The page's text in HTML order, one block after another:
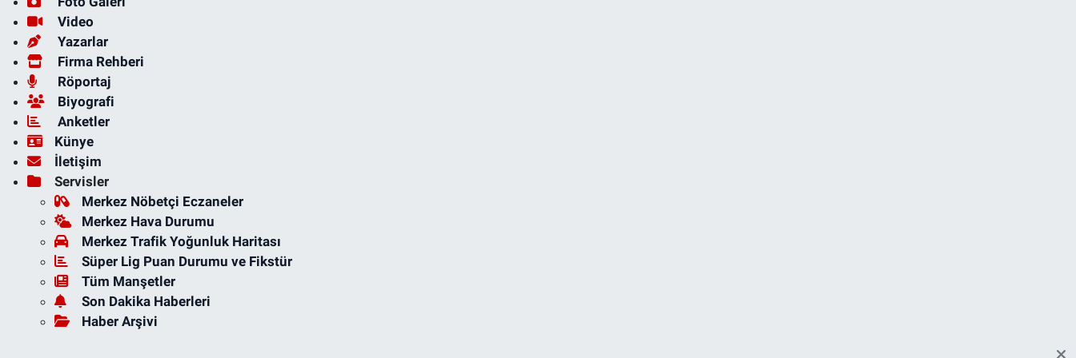
Video
Yazarlar
Firma Rehberi
Röportaj
Biyografi
Anketler
Künye
İletişim
Servisler
Merkez Nöbetçi Eczaneler
Merkez Hava Durumu
Merkez Trafik Yoğunluk Haritası
Süper Lig Puan Durumu ve Fikstür
Tüm Manşetler
Son Dakika Haberleri
Haber Arşivi